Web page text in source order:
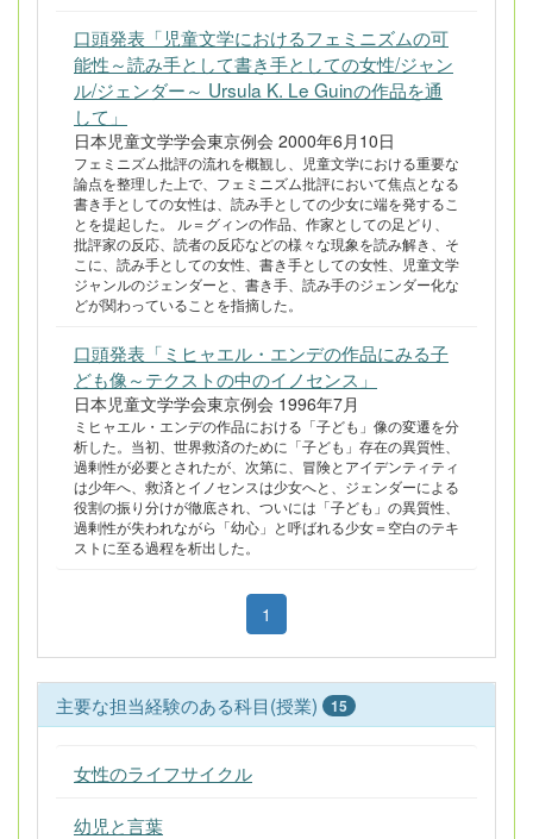
口頭発表「児童文学におけるフェミニズムの可
能性～読み手として書き手としての女性/ジャン
ル/ジェンダー～ Ursula K. Le Guinの作品を通
して」
日本児童文学学会東京例会 2000年6月10日
フェミニズム批評の流れを概観し、児童文学における重要な
論点を整理した上で、フェミニズム批評において焦点となる
書き手としての女性は、読み手としての少女に端を発するこ
とを提起した。 ル＝グィンの作品、作家としての足どり、
批評家の反応、読者の反応などの様々な現象を読み解き、そ
こに、読み手としての女性、書き手としての女性、児童文学
ジャンルのジェンダーと、書き手、読み手のジェンダー化な
どが関わっていることを指摘した。
口頭発表「ミヒャエル・エンデの作品にみる子
ども像～テクストの中のイノセンス」
日本児童文学学会東京例会 1996年7月
ミヒャエル・エンデの作品における「子ども」像の変遷を分
析した。当初、世界救済のために「子ども」存在の異質性、
過剰性が必要とされたが、次第に、冒険とアイデンティティ
は少年へ、救済とイノセンスは少女へと、ジェンダーによる
役割の振り分けが徹底され、ついには「子ども」の異質性、
過剰性が失われながら「幼心」と呼ばれる少女＝空白のテキ
ストに至る過程を析出した。
1
主要な担当経験のある科目(授業) 15
女性のライフサイクル
幼児と言葉